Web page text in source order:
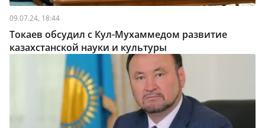
09.07.24, 18:44
Токаев обсудил с Кул-Мухаммедом развитие
казахстанской науки и культуры